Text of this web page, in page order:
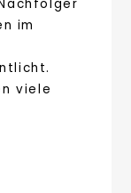
im
viele